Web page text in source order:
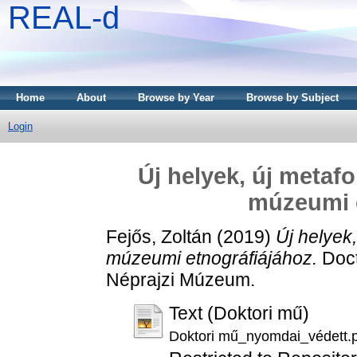
REAL-d
Home About Browse by Year Browse by Subject
Login
Új helyek, új
múzeumi
Fejős, Zoltán (2019) Új
múzeumi etnográfiájához.
Néprajzi Múzeum.
Text (Doktori mű)
Doktori